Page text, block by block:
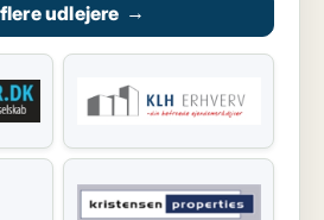
udlejere →